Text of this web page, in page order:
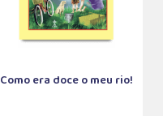
Como era doce o meu rio!